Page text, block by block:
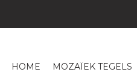
HOME MOZAÏEK TEGELS